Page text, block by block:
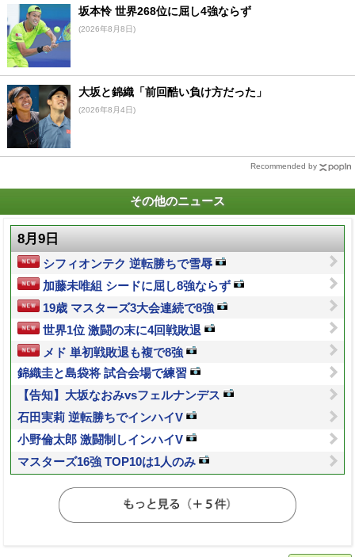
坂本怜 世界268位に屈し4強ならず
(2026年8月8日)
大坂と錦織「前回酷い負け方だった」
(2026年8月4日)
Recommended by
その他のニュース
8月9日
シフィオンテク 逆転勝ちで雪辱
加藤未唯組 シードに屈し8強ならず
19歳 マスターズ3大会連続で8強
世界1位 激闘の末に4回戦敗退
メド 単初戦敗退も複で8強
錦織圭と島袋将 試合会場で練習
【告知】大坂なおみvsフェルナンデス
石田実莉 逆転勝ちでインハイV
小野倫太郎 激闘制しインハイV
マスターズ16強 TOP10は1人のみ